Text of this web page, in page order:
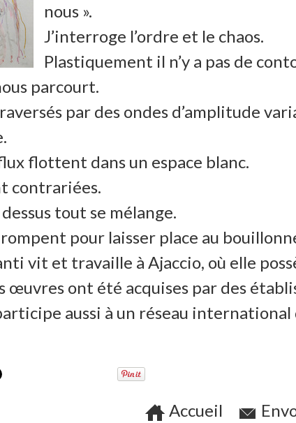
nous ».
J’interroge l’ordre et le chaos.
Plastiquement il n’y a pas de
parcourt.
par des ondes d’amplitude
flottent dans un espace blanc.
contrariées.
tout se mélange.
pour laisser place au
vit et travaille à Ajaccio, où elle
œuvres ont été acquises par des
aussi à un réseau
Accueil